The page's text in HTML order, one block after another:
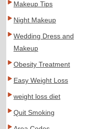
Makeup Tips
Night Makeup
Wedding Dress and
Makeup
Obesity Treatment
Easy Weight Loss
weight loss diet
Quit Smoking